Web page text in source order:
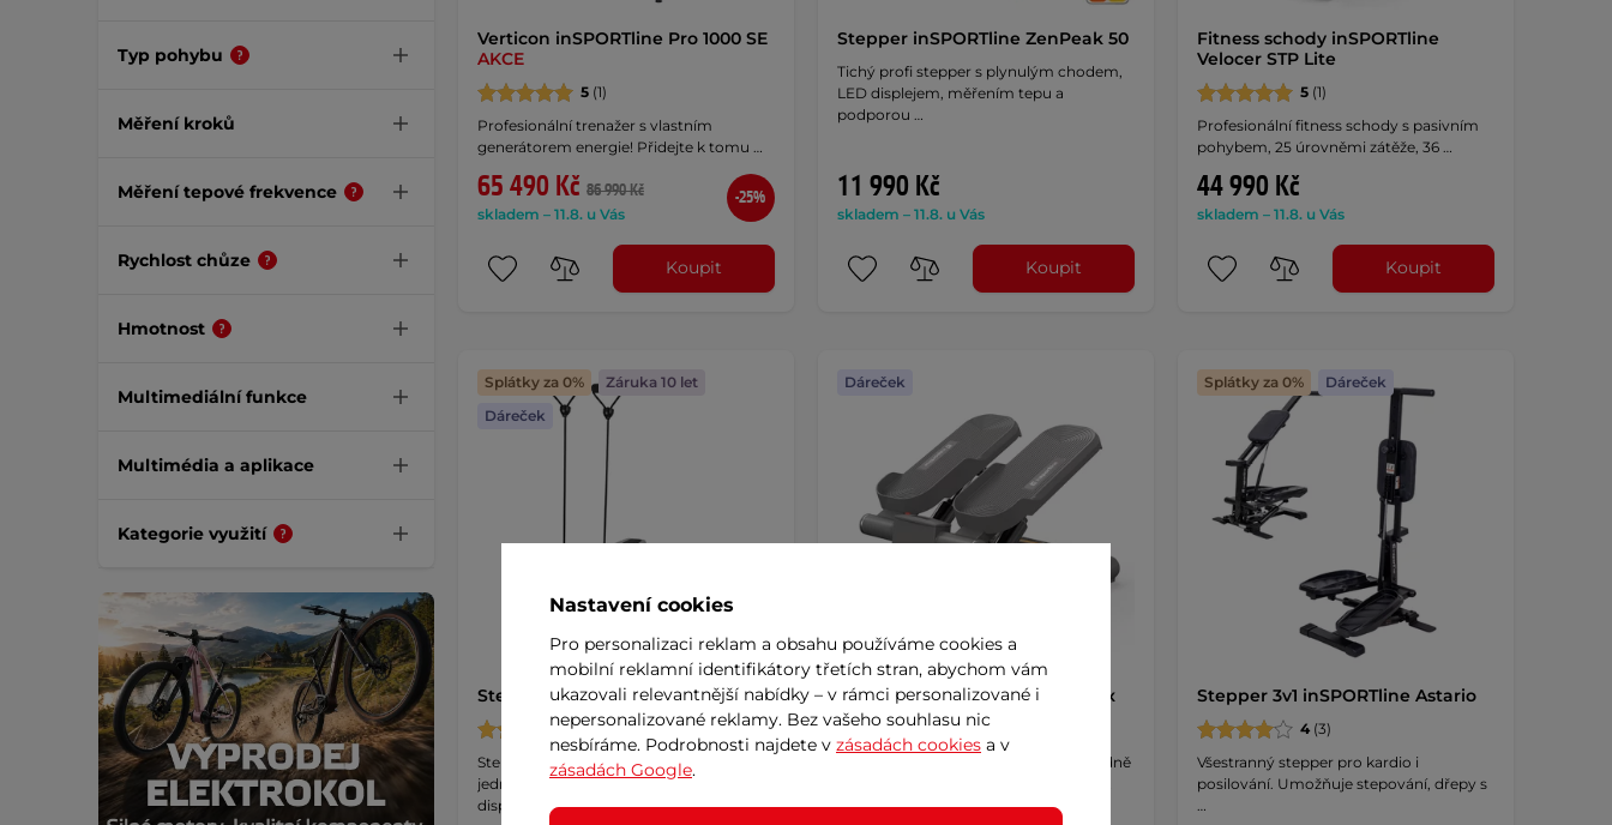
Typ pohybu
Měření kroků
Měření tepové frekvence
Rychlost chůze
Hmotnost
Multimediální funkce
Multimédia a aplikace
Kategorie využití
Verticon inSPORTline Pro 1000 SE
AKCE
5 (1)
Profesionální trenažer s vlastním
generátorem energie! Přidejte k tomu …
65 490 Kč 86 990 Kč
skladem – 11.8. u Vás
-25%
Koupit
Stepper inSPORTline ZenPeak 50
Tichý profi stepper s plynulým chodem,
LED displejem, měřením tepu a
podporou …
11 990 Kč
skladem – 11.8. u Vás
Koupit
Fitness schody inSPORTline
Velocer STP Lite
5(1)
Profesionální fitness schody s pasivním
pohybem, 25 úrovněmi zátěže, 36 …
44 990 Kč
skladem – 11.8. u Vás
Koupit
Splátky za 0%
Záruka 10 let
Dáreček
Stepper inSPORTline Active
4.9(26)
Stepper se stylovým designem,
jednoduchým ovládáním a přehledným
displejem si …
Dáreček
Mini stepper inSPORTline Movix
4.8 (16)
Jednoduchý stepper, na kterém pořádně
Splátky za 0% Dáreček
Stepper 3v1 inSPORTline Astario
4(3)
Všestranný stepper pro kardio i
posilování. Umožňuje stepování, dřepy s
Nastavení cookies
Pro personalizaci reklam a obsahu používáme cookies a
mobilní reklamní identifikátory třetích stran, abychom vám
ukazovali relevantnější nabídky – v rámci personalizované i
nepersonalizované reklamy. Bez vašeho souhlasu nic
nesbíráme. Podrobnosti najdete v zásadách cookies a v
zásadách Google.